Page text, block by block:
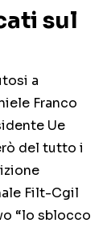
sul
a
Franco
Ue
del tutto i
Filt-Cgil
“lo sblocco